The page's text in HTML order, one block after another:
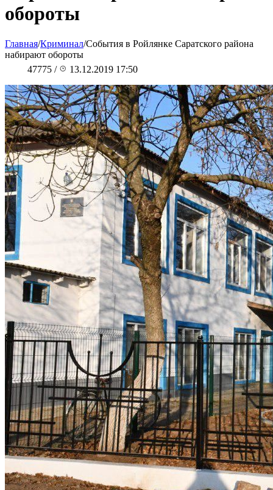
обороты
Главная/Криминал/События в Ройлянке Саратского района
набирают обороты
47775 / 13.12.2019 17:50